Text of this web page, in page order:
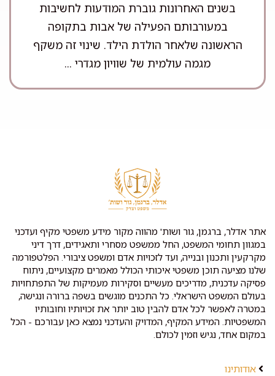
בשנים האחרונות גוברת המודעות לחשיבות
במעורבותם הפעילה של אבות בתקופה
הראשונה שלאחר הולדת הילד. שינוי זה משקף
מגמה עולמית של שוויון מגדרי ...
אתר אדלר, ברגמן, גור ושות' מהווה מקור מידע משפטי מקיף ועדכני
במגוון תחומי המשפט, החל ממשפט מסחרי ותאגידים, דרך דיני
מקרקעין ותכנון ובנייה, ועד לזכויות אדם ומשפט ציבורי. הפלטפורמה
שלנו מציעה תוכן משפטי איכותי הכולל מאמרים מקצועיים, ניתוח
פסיקה עדכנית, מדריכים מעשיים וסקירות מעמיקות של התפתחויות
בעולם המשפט הישראלי. כל התכנים מוגשים בשפה ברורה ונגישה,
במטרה לאפשר לכל אדם להבין טוב יותר את זכויותיו וחובותיו
המשפטיות. המידע המקיף, המדויק והעדכני נמצא כאן עבורכם - הכל
במקום אחד, נגיש וזמין לכולם.
אודותינו